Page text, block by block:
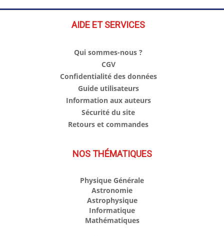
AIDE ET SERVICES
Qui sommes-nous ?
CGV
Confidentialité des données
Guide utilisateurs
Information aux auteurs
Sécurité du site
Retours et commandes
NOS THÉMATIQUES
Physique Générale
Astronomie
Astrophysique
Informatique
Mathématiques